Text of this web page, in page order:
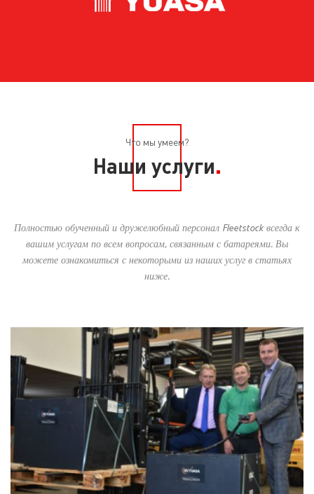
Что мы умеем?
Наши услуги
Полностью обученный и дружелюбный персонал Fleetstock всегда к
вашим услугам по всем вопросам, связанным с батареями. Вы
можете ознакомиться с некоторыми из наших услуг в статьях
ниже.